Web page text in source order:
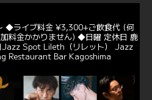
覧いただけます❣❣
ン #ジャミラ #クリスマスソング
wEg5HDc_iEv
· 11 11月 2024
◆ライブ料金 ¥3,300+ご飲食代 (何
料金かかりません) ◆日曜 定休日 鹿
Spot Lileth（リレット）
Jazz
Restaurant Bar Kagoshima